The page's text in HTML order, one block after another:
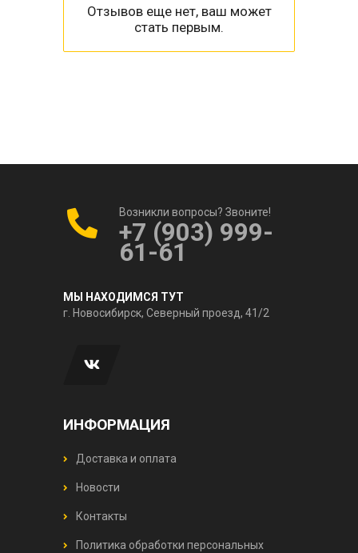
Отзывов еще нет, ваш может
стать первым.
Возникли вопросы? Звоните!
+7 (903) 999-
61-61
МЫ НАХОДИМСЯ ТУТ
г. Новосибирск, Северный проезд, 41/2
ИНФОРМАЦИЯ
Доставка и оплата
Новости
Контакты
Политика обработки персональных